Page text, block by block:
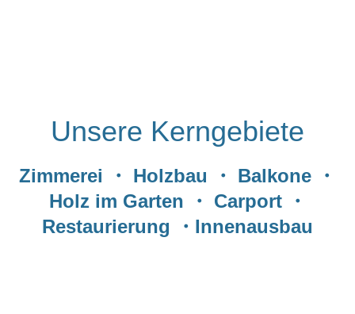
Unsere Kerngebiete
Zimmerei ・ Holzbau ・ Balkone ・
Holz im Garten ・ Carport ・
Restaurierung ・Innenausbau